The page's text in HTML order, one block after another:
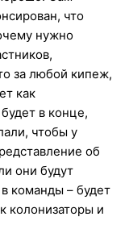
что
нужно
за любой кипеж,
как
в конце,
чтобы у
об
они будут
команды – будет
колонизаторы и